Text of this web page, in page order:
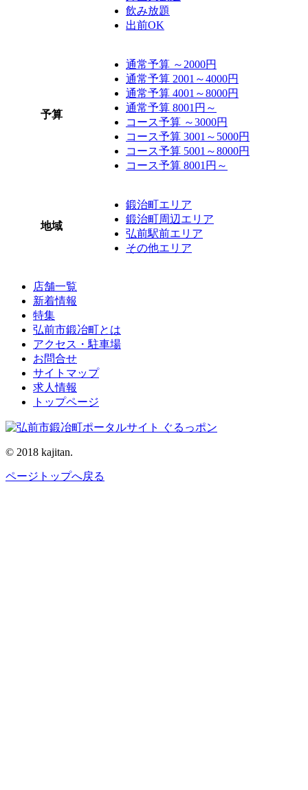
飲み放題
出前OK
予算
通常予算 ～2000円
通常予算 2001～4000円
通常予算 4001～8000円
通常予算 8001円～
コース予算 ～3000円
コース予算 3001～5000円
コース予算 5001～8000円
コース予算 8001円～
地域
鍛治町エリア
鍛治町周辺エリア
弘前駅前エリア
その他エリア
店舗一覧
新着情報
特集
弘前市鍛冶町とは
アクセス・駐車場
お問合せ
サイトマップ
求人情報
トップページ
© 2018 kajitan.
ページトップへ戻る